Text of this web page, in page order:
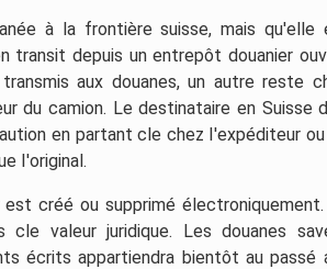
à la frontière suisse, mais qu'elle
transit depuis un entrepôt douanier
aux douanes, un autre reste
du camion. Le destinataire en Suisse
en partant cle chez I'expéditeur
I'original.
créé ou supprimé électroniquement.
valeur juridique. Les douanes
écrits appartiendra bientôt au passé